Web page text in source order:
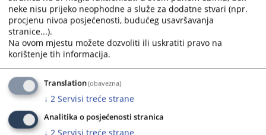
neke nisu prijeko neophodne a služe za dodatne stvari (npr.
procjenu nivoa posjećenosti, budućeg usavršavanja
stranice...).
Na ovom mjestu možete dozvoliti ili uskratiti pravo na
korištenje tih informacija.
Translation(obavezna)
↓ 2 Servisi treće strane
Analitika o posjećenosti stranica
↓ 2 Servisi treće strane